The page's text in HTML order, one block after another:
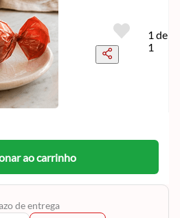
1 de
1
ao carrinho
de entrega